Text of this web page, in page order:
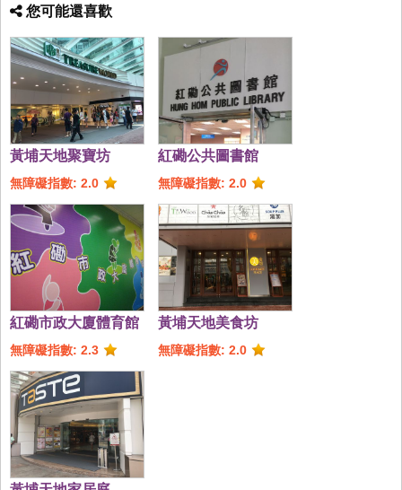
您可能還喜歡
黃埔天地聚寶坊
無障礙指數: 2.0
紅磡公共圖書館
無障礙指數: 2.0
紅磡市政大廈體育館
無障礙指數: 2.3
黃埔天地美食坊
無障礙指數: 2.0